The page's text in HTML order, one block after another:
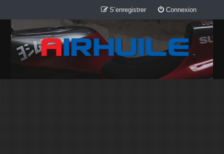
Connexion
S’enregistrer